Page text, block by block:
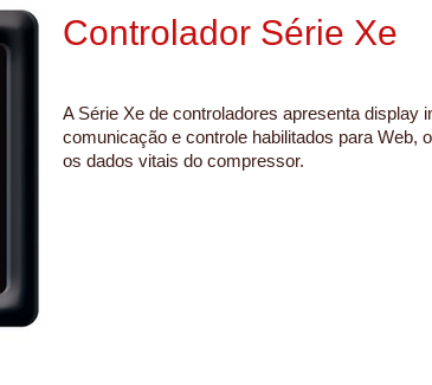
Controlador Série Xe
A Série Xe de controladores apresenta display
comunicação e controle habilitados para Web,
os dados vitais do compressor.